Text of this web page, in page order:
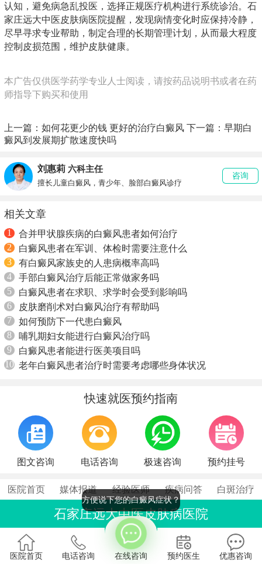
认知，避免病急乱投医，选择正规医疗机构进行系统诊治。石
家庄远大中医皮肤病医院提醒，发现病情变化时应保持冷静，
尽早寻求专业帮助，制定合理的长期管理计划，从而最大程度
控制皮损范围，维护皮肤健康。
本广告仅供医学药学专业人士阅读，请按药品说明书或者在药
师指导下购买和使用
上一篇： 如何花更少的钱 更好的治疗白癜风 下一篇： 早期白
癜风到发展期扩散速度快吗
刘惠莉 六科主任
擅长儿童白癜风，青少年、脸部白癜风诊疗
咨询
相关文章
1
合并甲状腺疾病的白癜风患者如何治疗
2
白癜风患者在军训、体检时需要注意什么
3
有白癜风家族史的人患病概率高吗
4
手部白癜风治疗后能正常做家务吗
5
白癜风患者在求职、求学时会受到影响吗
6
皮肤磨削术对白癜风治疗有帮助吗
7
如何预防下一代患白癜风
8
哺乳期妇女能进行白癜风治疗吗
9
白癜风患者能进行医美项目吗
10 老年白癜风患者治疗时需要考虑哪些身体状况
快速就医预约指南
图文咨询 电话咨询 极速咨询 预约挂号
医院首页 媒体报道 经验医师 疾病问答 白斑治疗
石家庄远大中医皮肤病医院
联系电话：0311-86990555
石家庄桥西区裕华东路7号
医院首页 电话咨询 在线咨询
方便说下您的白癜风症状？
预约医生 优惠咨询